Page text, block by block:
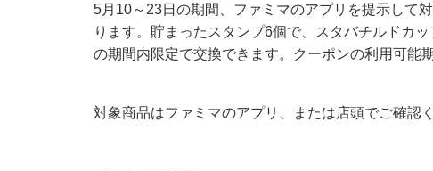
5月10～23日の期間、ファミマのアプリを提示して
ります。貯まったスタンプ6個で、スタバチルドカ
の期間内限定で交換できます。クーポンの利用可能
対象商品はファミマのアプリ、または店頭でご確認く